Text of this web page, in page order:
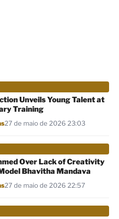
Unveils Young Talent at
Training
27 de maio de 2026 23:03
Over Lack of Creativity
Bhavitha Mandava
27 de maio de 2026 22:57